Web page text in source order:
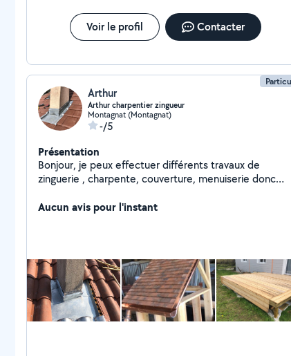
Voir le profil Contacter
Arthur
Arthur charpentier zingueur
Montagnat (Montagnat)
-/5
Présentation
Bonjour, je peux effectuer différents travaux de
zinguerie , charpente, couverture, menuiserie donc
Aucun avis pour l'instant